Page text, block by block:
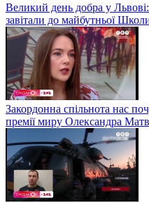
Великий день добра у
завітали до майбутньої
Закордонна спільнота нас
премії миру Олександра